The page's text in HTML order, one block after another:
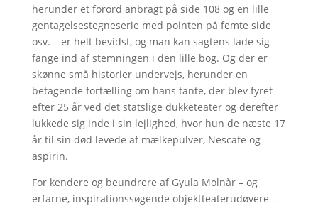
herunder et forord anbragt på side 108 og en lille
gentagelsestegneserie med pointen på femte side
osv. – er helt bevidst, og man kan sagtens lade sig
fange ind af stemningen i den lille bog. Og der er
skønne små historier undervejs, herunder en
betagende fortælling om hans tante, der blev fyret
efter 25 år ved det statslige dukketeater og derefter
lukkede sig inde i sin lejlighed, hvor hun de næste 17
år til sin død levede af mælkepulver, Nescafe og
aspirin.
For kendere og beundrere af Gyula Molnàr – og
erfarne, inspirationssøgende objektteaterudøvere –